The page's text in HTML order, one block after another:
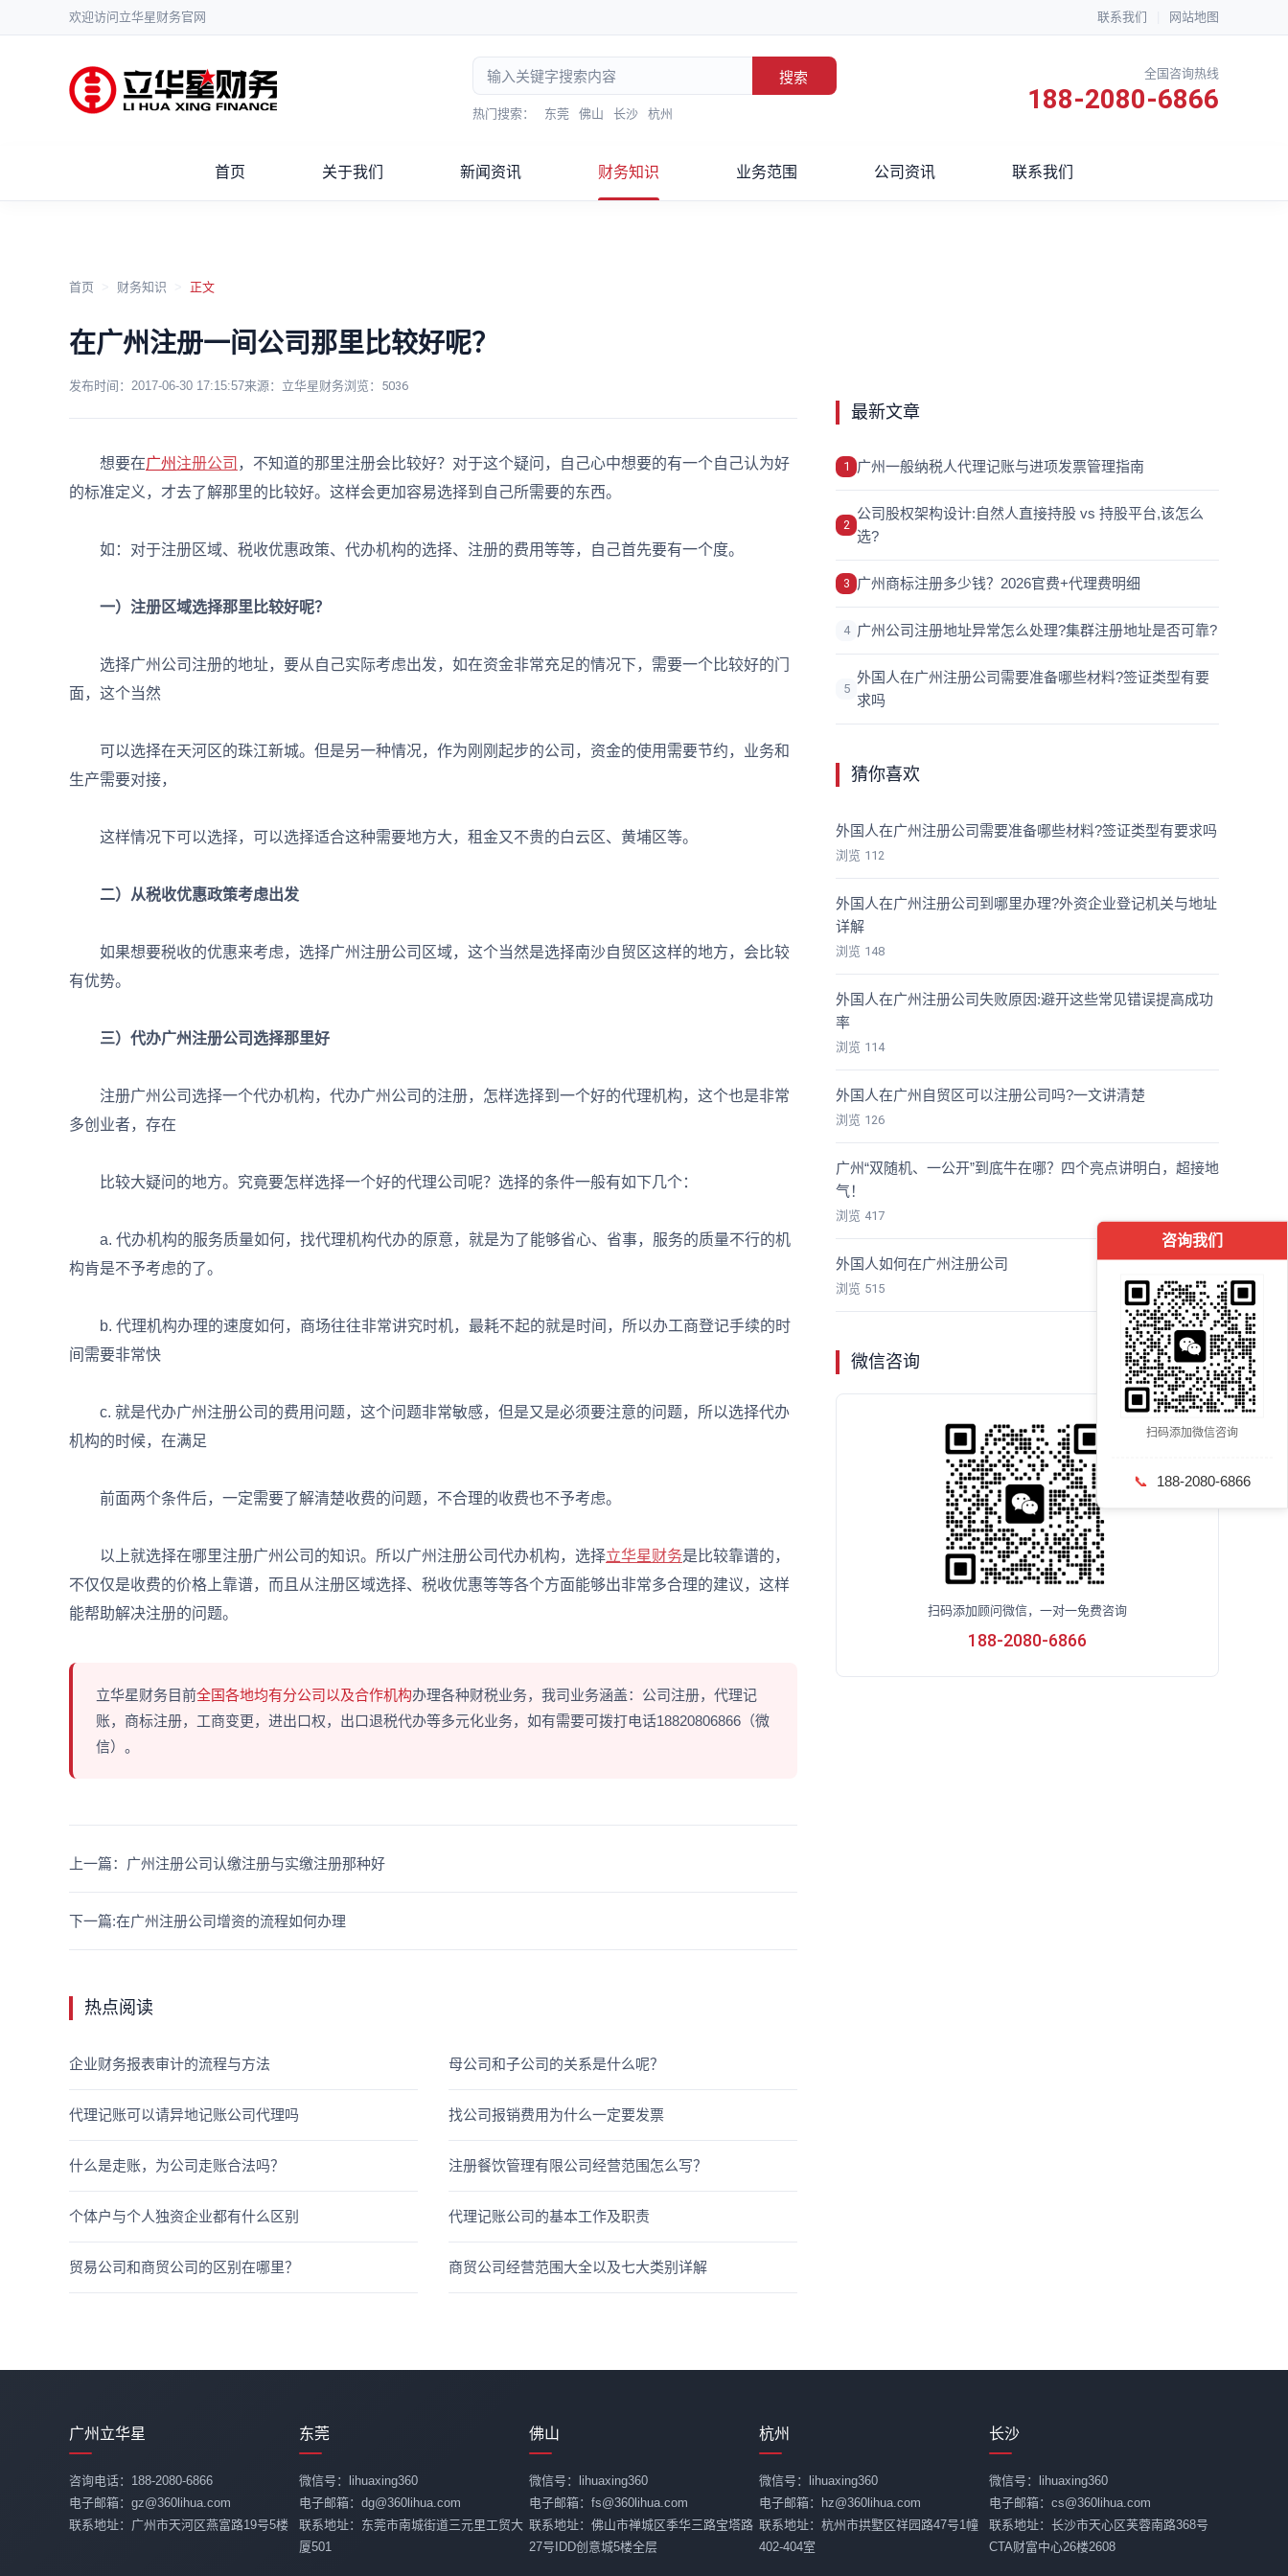
欢迎访问立华星财务官网 联系我们 网站地图
搜索
热门搜索： 东莞 佛山 长沙 杭州
全国咨询热线
188-2080-6866
首页 关于我们 新闻资讯 财务知识 业务范围 公司资讯 联系我们
首页 财务知识 正文
在广州注册一间公司那里比较好呢？
发布时间： 2017-06-30 17:15:57来源：立华星财务浏览： 5036
想要在广州 注册公司 ，不知道的那里注册会比较好？对于这个疑问，自己心中想要的有一个自己认为好
的标准定义，才去了解那里的比较好。这样会更加容易选择到自己所需要的东西。
如：对于注册区域、税收优惠政策、代办机构的选择、注册的费用等等，自己首先要有一个度。
一）注册区域选择那里比较好呢？
选择广州公司注册的地址，要从自己实际考虑出发，如在资金非常充足的情况下，需要一个比较好的门
面，这个当然
可以选择在天河区的珠江新城。但是另一种情况，作为刚刚起步的公司，资金的使用需要节约，业务和
生产需要对接，
这样情况下可以选择，可以选择适合这种需要地方大，租金又不贵的白云区、黄埔区等。
二）从税收优惠政策考虑出发
如果想要税收的优惠来考虑，选择广州注册公司区域，这个当然是选择南沙自贸区这样的地方，会比较
有优势。
三）代办广州注册公司选择那里好
注册广州公司选择一个代办机构，代办广州公司的注册，怎样选择到一个好的代理机构，这个也是非常
多创业者，存在
比较大疑问的地方。究竟要怎样选择一个好的代理公司呢？选择的条件一般有如下几个：
a. 代办机构的服务质量如何，找代理机构代办的原意，就是为了能够省心、省事，服务的质量不行的机
构肯是不予考虑的了。
b. 代理机构办理的速度如何，商场往往非常讲究时机，最耗不起的就是时间，所以办工商登记手续的时
间需要非常快
c. 就是代办广州注册公司的费用问题，这个问题非常敏感，但是又是必须要注意的问题，所以选择代办
机构的时候，在满足
前面两个条件后，一定需要了解清楚收费的问题，不合理的收费也不予考虑。
以上就选择在哪里注册广州公司的知识。所以广州注册公司代办机构，选择立华星财务是比较靠谱的，
不仅仅是收费的价格上靠谱，而且从注册区域选择、税收优惠等等各个方面能够出非常多合理的建议，这样
能帮助解决注册的问题。
立华星财务目前全国各地均有分公司以及合作机构办理各种财税业务，我司业务涵盖：公司注册，代理记
账，商标注册，工商变更，进出口权，出口退税代办等多元化业务，如有需要可拨打电话18820806866（微
信）。
下一篇:在广州注册公司增资的流程如何办理
上一篇：广州注册公司认缴注册与实缴注册那种好
热点阅读
企业财务报表审计的流程与方法 母公司和子公司的关系是什么呢？
代理记账可以请异地记账公司代理吗 找公司报销费用为什么一定要发票
什么是走账，为公司走账合法吗？ 注册餐饮管理有限公司经营范围怎么写？
个体户与个人独资企业都有什么区别 代理记账公司的基本工作及职责
贸易公司和商贸公司的区别在哪里？ 商贸公司经营范围大全以及七大类别详解
最新文章
1 广州一般纳税人代理记账与进项发票管理指南
2
公司股权架构设计:自然人直接持股 vs 持股平台,该怎么
选?
3 广州商标注册多少钱？2026官费+代理费明细
4 广州公司注册地址异常怎么处理?集群注册地址是否可靠?
5
外国人在广州注册公司需要准备哪些材料?签证类型有要
求吗
猜你喜欢
外国人在广州注册公司需要准备哪些材料?签证类型有要求吗
浏览 112
外国人在广州注册公司到哪里办理?外资企业登记机关与地址
详解
浏览 148
外国人在广州注册公司失败原因:避开这些常见错误提高成功
率
浏览 114
外国人在广州自贸区可以注册公司吗?一文讲清楚
浏览 126
广州“双随机、一公开”到底牛在哪？四个亮点讲明白，超接地
气！
浏览 417
外国人如何在广州注册公司
浏览 515
微信咨询
扫码添加顾问微信，一对一免费咨询
188-2080-6866
咨询我们
扫码添加微信咨询
📞 188-2080-6866
广州立华星
咨询电话：188-2080-6866
电子邮箱：gz@360lihua.com
联系地址：广州市天河区燕富路19号5楼
东莞
微信号：lihuaxing360
电子邮箱：dg@360lihua.com
联系地址：东莞市南城街道三元里工贸大
厦501
佛山
微信号：lihuaxing360
电子邮箱：fs@360lihua.com
联系地址：佛山市禅城区季华三路宝塔路
27号IDD创意城5楼全层
杭州
微信号：lihuaxing360
电子邮箱：hz@360lihua.com
联系地址：杭州市拱墅区祥园路47号1幢
402-404室
长沙
微信号：lihuaxing360
电子邮箱：cs@360lihua.com
联系地址：长沙市天心区芙蓉南路368号
CTA财富中心26楼2608